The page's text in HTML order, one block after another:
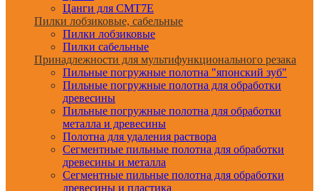
Цанги для CMT7E
Пилки лобзиковые, сабельные
Пилки лобзиковые
Пилки сабельные
Принадлежности для мультифункционального резака
Пильные погружные полотна "японский зуб"
Пильные погружные полотна для обработки
древесины
Пильные погружные полотна для обработки
металла и древесины
Полотна для удаления раствора
Сегментные пильные полотна для обработки
древесины и металла
Сегментные пильные полотна для обработки
древесины и пластика